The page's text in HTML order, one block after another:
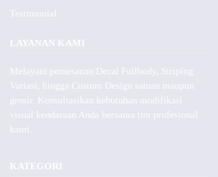
Testimonial
LAYANAN KAMI
Melayani pemesanan Decal Fullbody, Striping
Variasi, hingga Custom Design satuan maupun
grosir. Konsultasikan kebutuhan modifikasi
visual kendaraan Anda bersama tim profesional
kami.
KATEGORI